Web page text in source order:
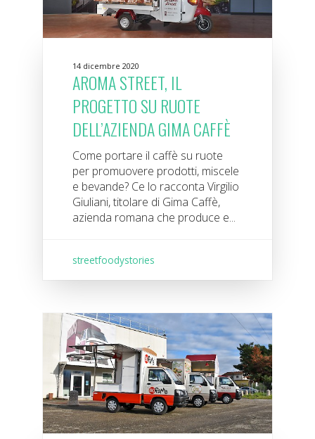
14 dicembre 2020
AROMA STREET, IL
PROGETTO SU RUOTE
DELL’AZIENDA GIMA CAFFÈ
Come portare il caffè su ruote
per promuovere prodotti, miscele
e bevande? Ce lo racconta Virgilio
Giuliani, titolare di Gima Caffè,
azienda romana che produce e...
streetfoodystories